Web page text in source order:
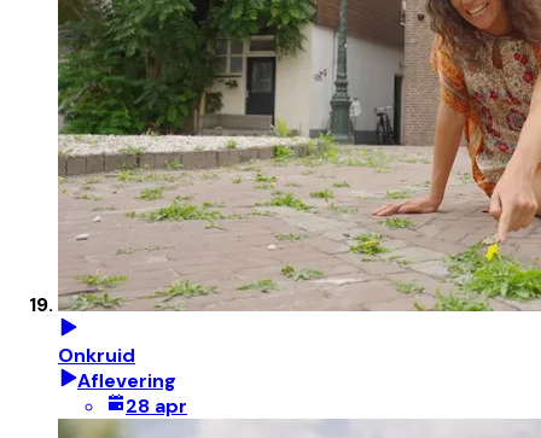
Onkruid
Aflevering
28 apr